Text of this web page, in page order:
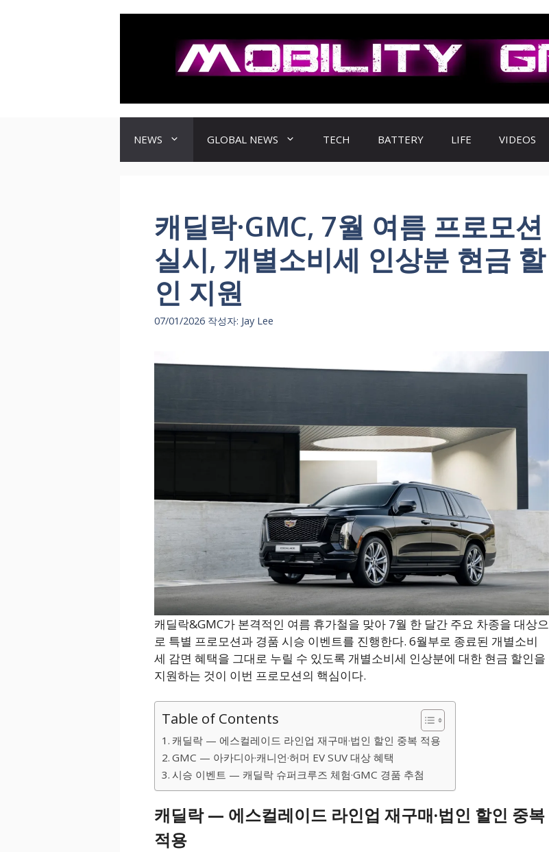
NEWS GLOBAL NEWS TECH BATTERY LIFE VIDEOS
캐딜락·GMC, 7월 여름 프로모션
실시, 개별소비세 인상분 현금 할
인 지원
07/01/2026 작성자: Jay Lee
캐딜락&GMC가 본격적인 여름 휴가철을 맞아 7월 한 달간 주요 차종을 대상으
로 특별 프로모션과 경품 시승 이벤트를 진행한다. 6월부로 종료된 개별소비
세 감면 혜택을 그대로 누릴 수 있도록 개별소비세 인상분에 대한 현금 할인을
지원하는 것이 이번 프로모션의 핵심이다.
Table of Contents
캐딜락 — 에스컬레이드 라인업 재구매·법인 할인 중복 적용
GMC — 아카디아·캐니언·허머 EV SUV 대상 혜택
시승 이벤트 — 캐딜락 슈퍼크루즈 체험·GMC 경품 추첨
캐딜락 — 에스컬레이드 라인업 재구매·법인 할인 중복
적용